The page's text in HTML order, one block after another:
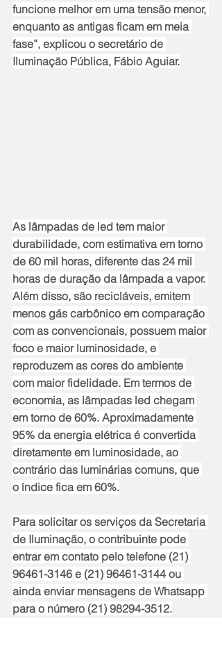
funcione melhor em uma tensão menor,
enquanto as antigas ficam em meia
fase”, explicou o secretário de
Iluminação Pública, Fábio Aguiar.
As lâmpadas de led tem maior
durabilidade, com estimativa em torno
de 60 mil horas, diferente das 24 mil
horas de duração da lâmpada a vapor.
Além disso, são recicláveis, emitem
menos gás carbônico em comparação
com as convencionais, possuem maior
foco e maior luminosidade, e
reproduzem as cores do ambiente
com maior fidelidade. Em termos de
economia, as lâmpadas led chegam
em torno de 60%. Aproximadamente
95% da energia elétrica é convertida
diretamente em luminosidade, ao
contrário das luminárias comuns, que
o índice fica em 60%.
Para solicitar os serviços da Secretaria
de Iluminação, o contribuinte pode
entrar em contato pelo telefone (21)
96461-3146 e (21) 96461-3144 ou
ainda enviar mensagens de Whatsapp
para o número (21) 98294-3512.